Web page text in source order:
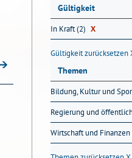
Gültigkeit
In Kraft (2) X
Gültigkeit zurücksetzen
Themen
Bildung, Kultur und
Regierung und
Wirtschaft und Finanzen